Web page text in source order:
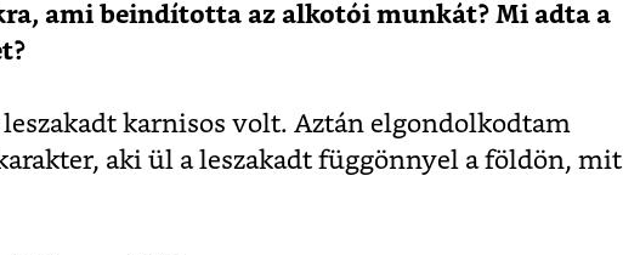
ami beindította az alkotói munkát? Mi adta a
leszakadt karnisos volt. Aztán elgondolkodtam
aki ül a leszakadt függönnyel a földön, mit